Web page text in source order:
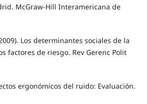
McGraw-Hill Interamericana de
Los determinantes sociales de la
factores de riesgo. Rev Gerenc Polit
ergonómicos del ruido: Evaluación.